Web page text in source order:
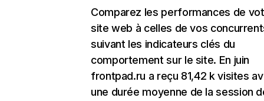
Comparez les performances de
site web à celles de vos
suivant les indicateurs clés du
comportement sur le site. En juin
frontpad.ru a reçu 81,42 k visites
une durée moyenne de la session